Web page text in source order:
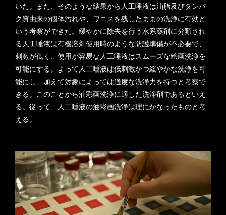
いた。また、そのような結果から人工唾液は油脂及びタンパ
ク質由来の個体汚れや、ワニスを残したままの洗浄に有効と
いう考察ができた。緩やかに除去を行う水系薬剤に分類され
る人工唾液は有機溶剤使用時のような防護準備が不必要で、
刺激が低く、使用が容易な人工唾液はスムーズな絵画洗浄を
可能にする。よって人工唾液は低刺激かつ緩やかな洗浄を可
能にし、加えて対象によっては適度な洗浄力を持つと考察で
きる。このことから油彩画洗浄に適した洗浄剤であるといえ
る。従って、人工唾液の油彩画洗浄は理にかなったものと考
える。